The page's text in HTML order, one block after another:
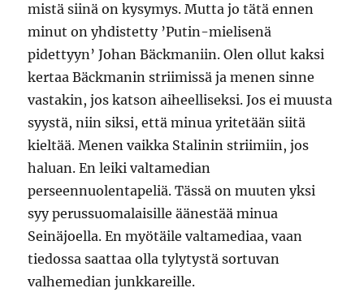
mistä siinä on kysymys. Mutta jo tätä ennen
minut on yhdistetty ’Putin-mielisenä
pidettyyn’ Johan Bäckmaniin. Olen ollut kaksi
kertaa Bäckmanin striimissä ja menen sinne
vastakin, jos katson aiheelliseksi. Jos ei muusta
syystä, niin siksi, että minua yritetään siitä
kieltää. Menen vaikka Stalinin striimiin, jos
haluan. En leiki valtamedian
perseennuolentapeliä. Tässä on muuten yksi
syy perussuomalaisille äänestää minua
Seinäjoella. En myötäile valtamediaa, vaan
tiedossa saattaa olla tylytystä sortuvan
valhemedian junkkareille.